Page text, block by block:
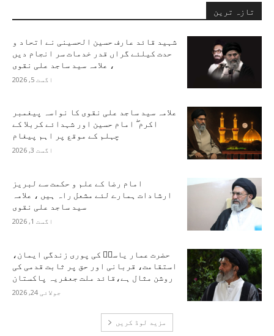
تازہ ترین
شہید قائد عارف حسین الحسینی نے اتحاد و
حدت کیلئے گراں قدر خدمات سر انجام دیں
، علامہ سید ساجد علی نقوی
اگست 5, 2026
علامہ سید ساجد علی نقوی کا نواسہ پیغمبر
اکرم ۖ امام حسین اور شہدائے کربلا کے
چہلم کے موقع پر اہم پیغام
اگست 3, 2026
امام رضا کے علم و حکمت سے لبریز
ارشادات ہمارے لئے مشعل راہ ہیں ، علامہ
سید ساجد علی نقوی
اگست 1, 2026
حضرت عمار یاسرؑ کی پوری زندگی ایمان،
استقامت، قربانی اور حق پر ثابت قدمی کی
روشن مثال ہے،قائد ملت جعفریہ پاکستان
جولائی 24, 2026
مزید لوڈ کریں